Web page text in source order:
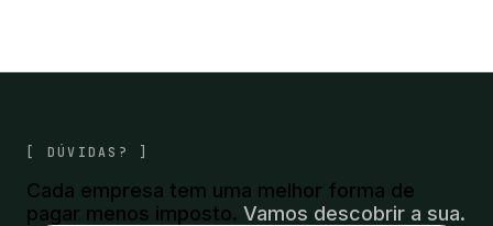
[ DÚVIDAS? ]
Cada empresa tem uma melhor forma de
pagar menos imposto. Vamos descobrir a sua.